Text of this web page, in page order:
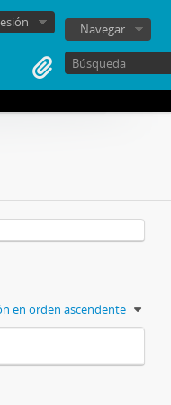
Navegar
en orden ascendente